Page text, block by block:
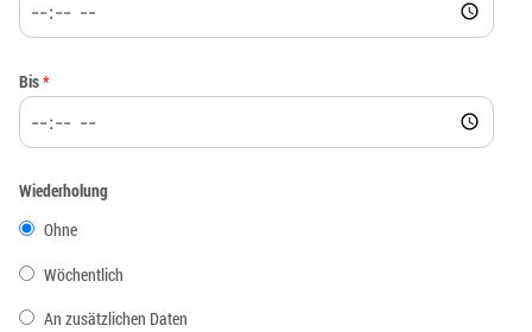
Bis*
Wiederholung
Ohne
Wöchentlich
An zusätzlichen Daten